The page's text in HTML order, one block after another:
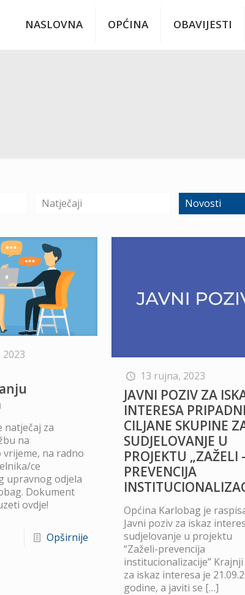
NASLOVNA OPĆINA OBAVIJESTI
Natječaji Novosti
natječaj za
na
na radno
ce
upravnog odjela
Dokument
ovdje!
Opširnije
13 rujna, 2023
JAVNI POZIV ZA
INTERESA
CILJANE SKUPINE
SUDJELOVANJE U
PROJEKTU „ZAŽELI
PREVENCIJA
Općina Karlobag je
Javni poziv za iskaz
sudjelovanje u projektu
“Zaželi-prevencija
institucionalizacije”
za iskaz interesa je
godine, a javiti se […]